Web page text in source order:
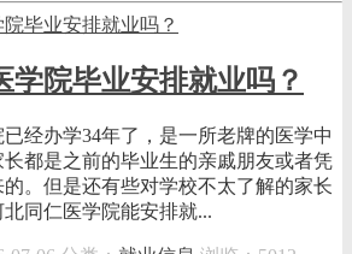
学院毕业安排就业吗？
经办学34年了，是一所老牌的医学中
都是之前的毕业生的亲戚朋友或者凭
。但是还有些对学校不太了解的家长
同仁医学院能安排就...